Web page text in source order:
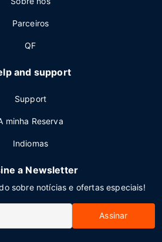
Parceiros
QF
and support
Support
minha Reserva
Indiomas
a Newsletter
sobre notícias e ofertas especiais!
Assinar